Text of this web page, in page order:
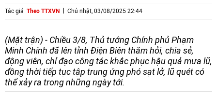
Tác giả Theo TTXVN Chủ nhật, 03/08/2025 22:44
(Mặt trận) - Chiều 3/8, Thủ tướng Chính phủ Phạm
Minh Chính đã lên tỉnh Điện Biên thăm hỏi, chia sẻ,
động viên, chỉ đạo công tác khắc phục hậu quả mưa lũ,
đồng thời tiếp tục tập trung ứng phó sạt lở, lũ quét có
thể xảy ra trong những ngày tới.